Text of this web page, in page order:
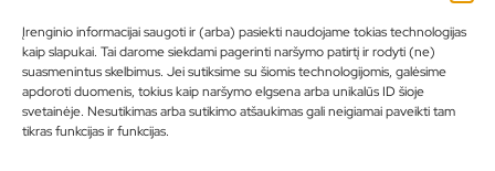
Įrenginio informacijai saugoti ir (arba) pasiekti naudojame tokias technologijas
kaip slapukai. Tai darome siekdami pagerinti naršymo patirtį ir rodyti (ne)
suasmenintus skelbimus. Jei sutiksime su šiomis technologijomis, galėsime
apdoroti duomenis, tokius kaip naršymo elgsena arba unikalūs ID šioje
svetainėje. Nesutikimas arba sutikimo atšaukimas gali neigiamai paveikti tam
tikras funkcijas ir funkcijas.
Tapkite
partneriu
Visas
produktų
asortimentas